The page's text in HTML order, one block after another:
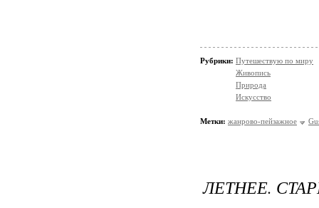
Рубрики: Путешествую по миру
Живопись
Природа
Искусство
Метки: жанрово-пейзажное
ЛЕТНЕЕ.